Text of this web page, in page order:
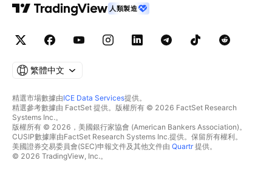
人類製造
繁體中文
精選市場數據由ICE Data Services提供。
精選參考數據由 FactSet 提供。版權所有 © 2026 FactSet Research
Systems Inc.。
版權所有 © 2026，美國銀行家協會 (American Bankers Association)。
CUSIP數據庫由FactSet Research Systems Inc.提供。保留所有權利。
美國證券交易委員會(SEC)申報文件及其他文件由 Quartr提供。
© 2026 TradingView, Inc.。